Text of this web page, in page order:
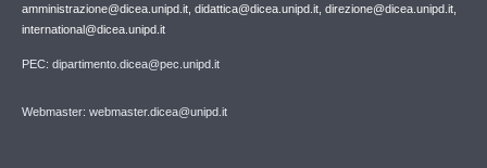
amministrazione@dicea.unipd.it, didattica@dicea.unipd.it, direzione@dicea.unipd.it,
international@dicea.unipd.it
PEC: dipartimento.dicea@pec.unipd.it
Webmaster: webmaster.dicea@unipd.it